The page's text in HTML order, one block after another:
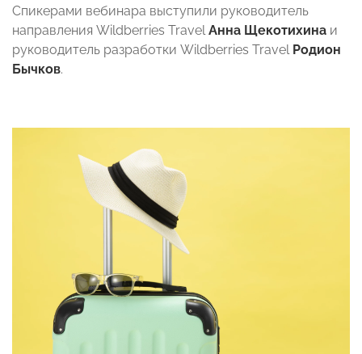
Спикерами вебинара выступили руководитель
направления Wildberries Travel Анна Щекотихина и
руководитель разработки Wildberries Travel Родион
Бычков.